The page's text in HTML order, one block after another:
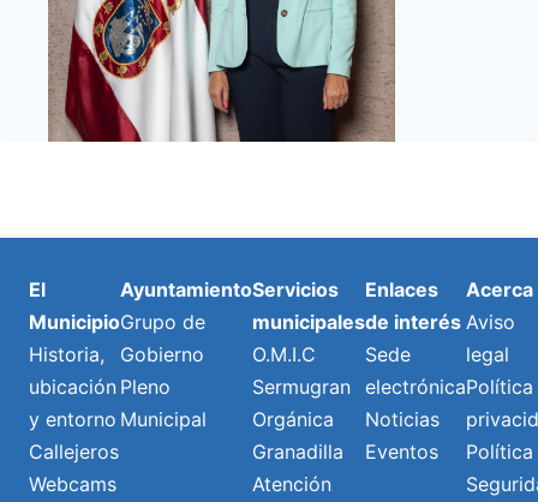
El
Municipio
Historia,
ubicación
y entorno
Callejeros
Webcams
Ayuntamiento
Grupo de
Gobierno
Pleno
Municipal
Servicios
municipales
O.M.I.C
Sermugran
Orgánica
Granadilla
Atención
Enlaces
de interés
Sede
electrónica
Noticias
Eventos
Acerca
Aviso
legal
Política
Política